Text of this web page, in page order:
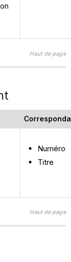
Haut de page
Numéro
Titre
Haut de page